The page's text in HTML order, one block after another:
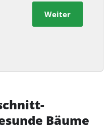
Weiter
Bäume